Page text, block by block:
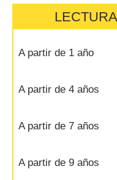
A partir de 1 año
A partir de 4 años
A partir de 7 años
A partir de 9 años